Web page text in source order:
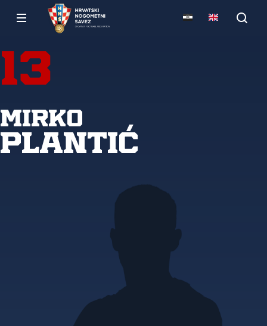
13
Mirko
Plantić